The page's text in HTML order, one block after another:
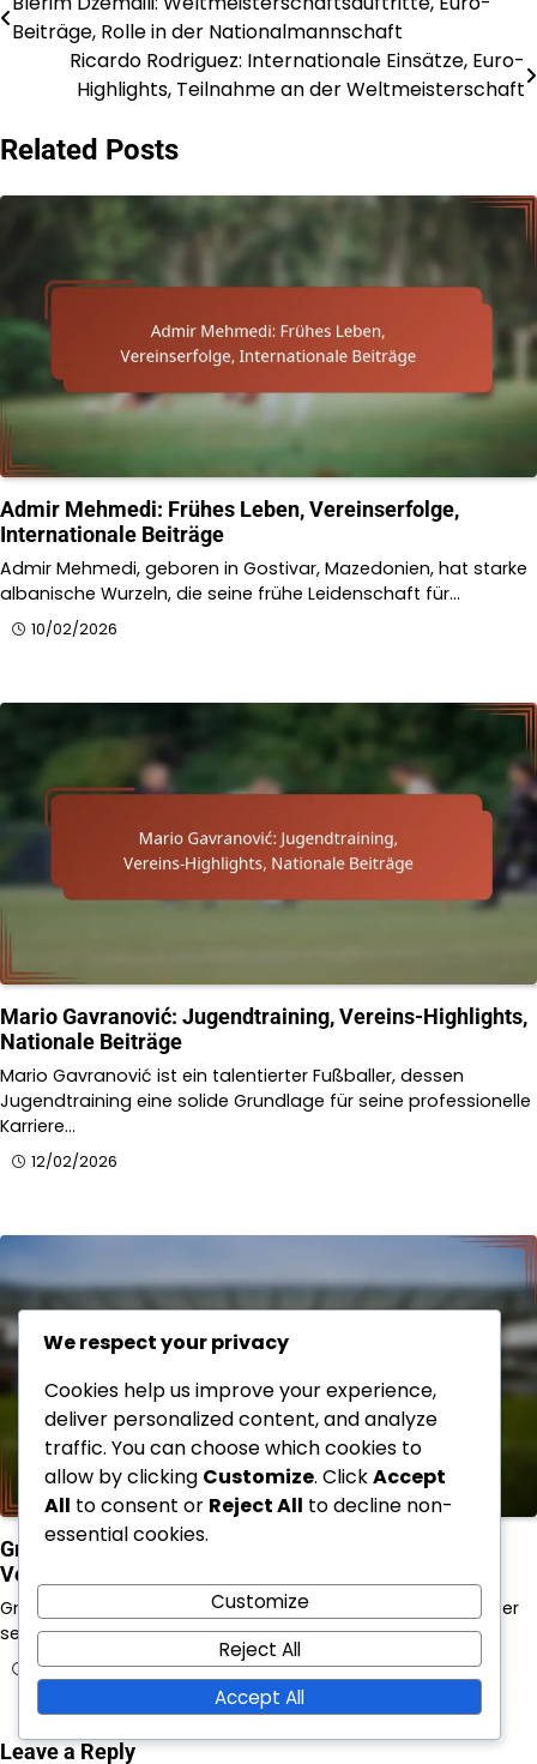
Post
navigation
Beiträge, Rolle in der Nationalmannschaft
Ricardo Rodriguez: Internationale Einsätze, Euro-
Highlights, Teilnahme an der Weltmeisterschaft
Related Posts
Admir Mehmedi: Frühes Leben, Vereinserfolge,
Internationale Beiträge
Admir Mehmedi, geboren in Gostivar, Mazedonien, hat starke
albanische Wurzeln, die seine frühe Leidenschaft für…
10/02/2026
Mario Gavranović: Jugendtraining, Vereins-Highlights,
Nationale Beiträge
Mario Gavranović ist ein talentierter Fußballer, dessen
Jugendtraining eine solide Grundlage für seine professionelle
Karriere…
12/02/2026
Granit Xhaka: Nachwuchsentwicklung,
Vereinsleistungen, Führungsrolle
Granit Xhakas Reise im Fußball begann in der Schweiz, wo er
seine Fähigkeiten durch verschiedene…
02/03/2026
Leave a Reply
We respect your privacy
Cookies help us improve your experience,
deliver personalized content, and analyze
traffic. You can choose which cookies to
allow by clicking Customize. ClickAccept
All to consent or Reject All to decline non-
essential cookies.
Customize
Reject All
Accept All